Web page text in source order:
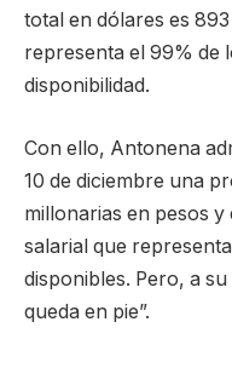
total en dólares es
representa el 99% de
disponibilidad.
Con ello, Antonena
10 de diciembre una
millonarias en pesos
salarial que
disponibles. Pero, a
queda en pie”.